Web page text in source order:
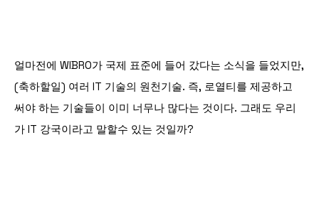
얼마전에 WIBRO가 국제 표준에 들어 갔다는 소식을 들었지만,
(축하할일) 여러 IT 기술의 원천기술. 즉, 로열티를 제공하고
써야 하는 기술들이 이미 너무나 많다는 것이다. 그래도 우리
가 IT 강국이라고 말할수 있는 것일까?